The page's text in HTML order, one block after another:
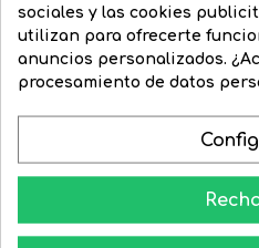
Bola Navidad granate brillo...
sociales y las cookies
utilizan para ofrecerte
anuncios personalizados.
procesamiento de datos